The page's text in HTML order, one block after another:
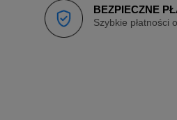
BEZPIECZNE
Szybkie płatności